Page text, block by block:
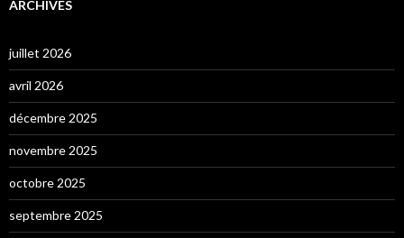
ARCHIVES
juillet 2026
avril 2026
décembre 2025
novembre 2025
octobre 2025
septembre 2025